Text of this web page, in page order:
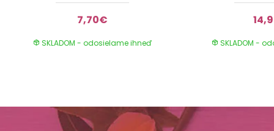
7,70€
SKLADOM - odosielame ihneď SKLADOM -